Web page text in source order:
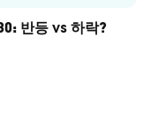
반등 vs 하락?